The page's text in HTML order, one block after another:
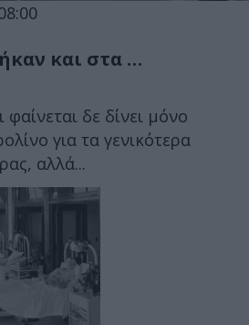
και στα …
δε δίνει μόνο
για τα γενικότερα
αλλά...